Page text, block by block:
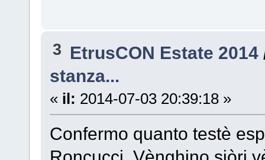
3 EtrusCON Estate 2014
stanza...
« il: 2014-07-03 20:39:18 »
Confermo quanto testè